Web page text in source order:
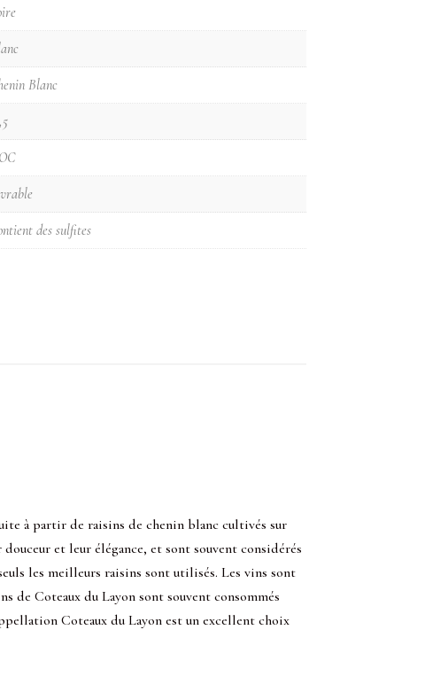
Blanc
des sulfites
à partir de raisins de chenin blanc cultivés sur
et leur élégance, et sont souvent considérés
les meilleurs raisins sont utilisés. Les vins sont
de Coteaux du Layon sont souvent consommés
Coteaux du Layon est un excellent choix